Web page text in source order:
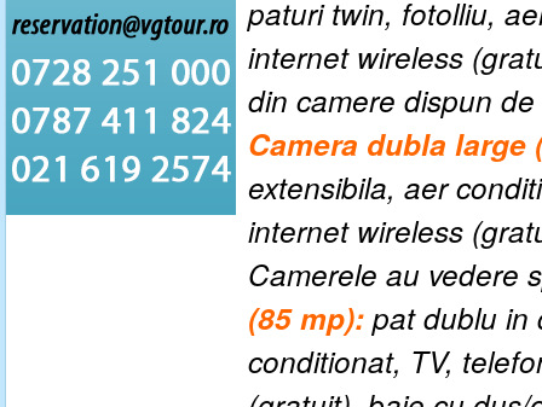
paturi twin, fotolliu,
internet wireless
din camere dispun
Camera dubla large
extensibila, aer
internet wireless
Camerele au vedere
(85 mp): pat dublu in
conditionat, TV,